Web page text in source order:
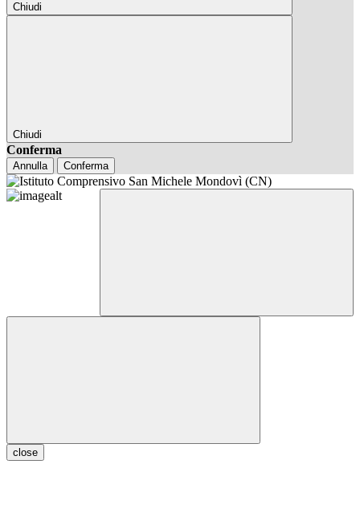
Chiudi
Chiudi
Conferma
Annulla Conferma
close